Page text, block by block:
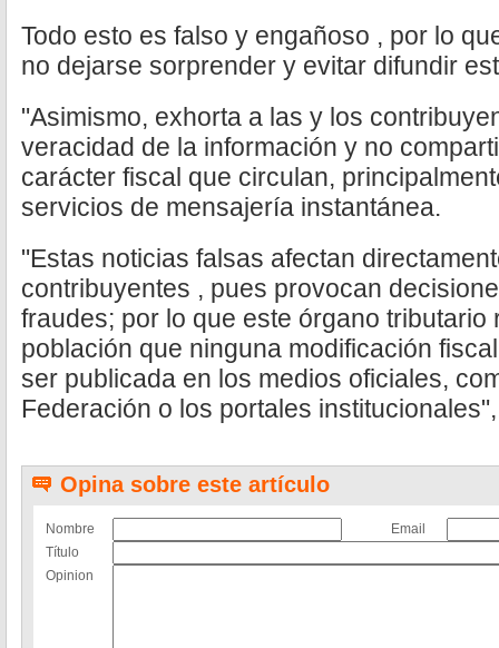
Todo esto es falso y engañoso , por lo
no dejarse sorprender y evitar difundir
"Asimismo, exhorta a las y los
veracidad de la información y no
carácter fiscal que circulan,
servicios de mensajería instantánea.
"Estas noticias falsas afectan
contribuyentes , pues provocan
fraudes; por lo que este órgano tributario
población que ninguna modificación
ser publicada en los medios oficiales,
Federación o los portales
Opina sobre este artículo
Nombre
Email
Título
Opinion